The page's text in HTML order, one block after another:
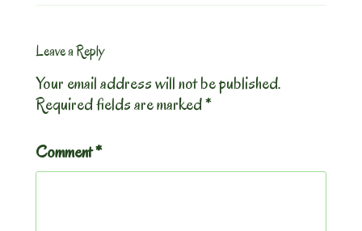
Leave a Reply
Your email address will not be published.
Required fields are marked*
Comment*